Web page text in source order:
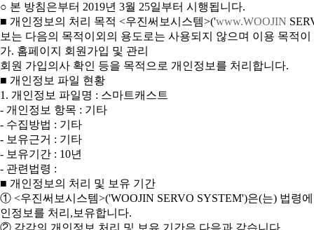
○ 본 방침은부터 2019년 3월 25일부터 시행됩니다.
■ 개인정보의 처리 목적 <우진써보시스템>('www.WOOJIN
보는 다음의 목적이외의 용도로는 사용되지 않으며 이용 목적
가. 홈페이지 회원가입 및 관리
회원 가입의사 확인 등을 목적으로 개인정보를 처리합니다.
■ 개인정보 파일 현황
1. 개인정보 파일명 : 스마트캐스트
- 개인정보 항목 : 기타
- 수집방법 : 기타
- 보유근거 : 기타
- 보유기간 : 10년
- 관련법령 :
■ 개인정보의 처리 및 보유 기간
① <우진써보시스템>('WOOJIN SERVO SYSTEM')은(는) 법령
인정보를 처리,보유합니다.